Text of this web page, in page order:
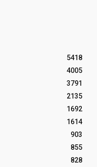
5418
4005
3791
2135
1692
1614
903
855
828